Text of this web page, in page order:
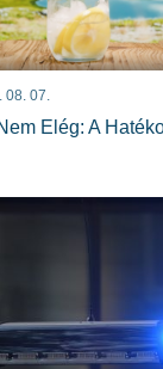
08. 07.
Elég: A